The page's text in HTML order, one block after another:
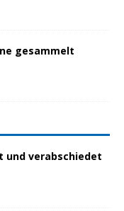
gesammelt
verabschiedet